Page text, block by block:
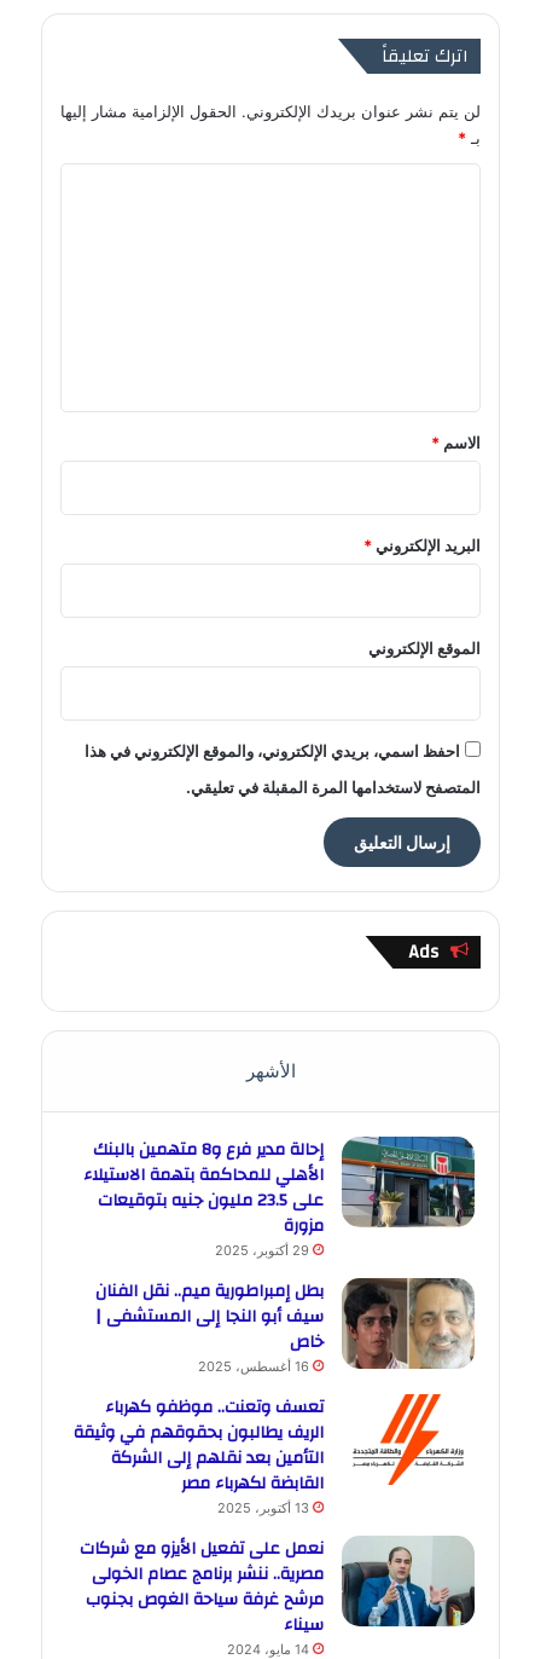
اترك تعليقاً
لن يتم نشر عنوان بريدك الإلكتروني. الحقول الإلزامية مشار إليها
بـ *
*
الاسم *
البريد الإلكتروني*
الموقع الإلكتروني
احفظ اسمي، بريدي الإلكتروني، والموقع الإلكتروني في هذا
المتصفح لاستخدامها المرة المقبلة في تعليقي.
Ads
الأشهر
إحالة مدير فرع و8 متهمين بالبنك
الأهلي للمحاكمة بتهمة الاستيلاء
على 23.5 مليون جنيه بتوقيعات
مزورة
29 أكتوبر، 2025
بطل إمبراطورية ميم.. نقل الفنان
سيف أبو النجا إلى المستشفى |
خاص
16 أغسطس، 2025
تعسف وتعنت.. موظفو كهرباء
الريف يطالبون بحقوقهم في وثيقة
التأمين بعد نقلهم إلى الشركة
القابضة لكهرباء مصر
13 أكتوبر، 2025
نعمل على تفعيل الأيزو مع شركات
مصرية.. ننشر برنامج عصام الخولى
مرشح غرفة سياحة الغوص بجنوب
سيناء
14 مايو، 2024